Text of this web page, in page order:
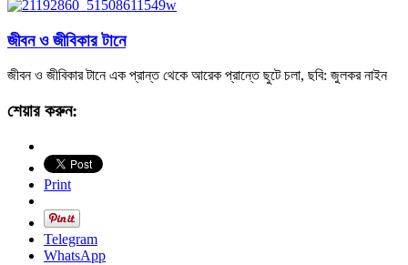
জীবন ও জীবিকার টানে
জীবন ও জীবিকার টানে এক প্রান্ত থেকে আরেক প্রান্তে ছুটে চলা, ছবি: জুলকর নাইন
শেয়ার করুন:
Print
Telegram
WhatsApp